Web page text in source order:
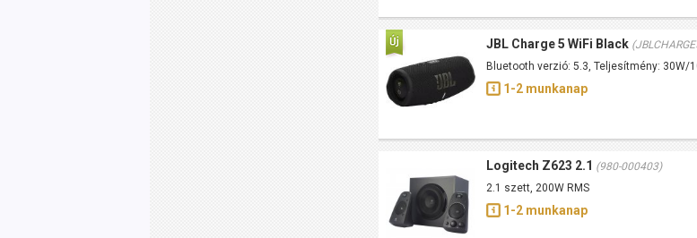
JBL Charge 5 WiFi Black
Bluetooth verzió: 5.3, Teljesítmény: 30W/
1-2 munkanap
Logitech Z623 2.1 (980-000403)
2.1 szett, 200W RMS
1-2 munkanap